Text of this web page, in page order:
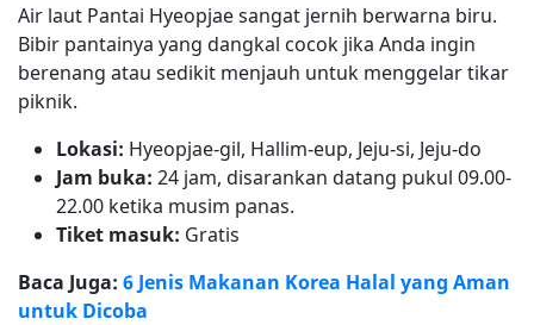
Air laut Pantai Hyeopjae sangat jernih berwarna biru.
Bibir pantainya yang dangkal cocok jika Anda ingin
berenang atau sedikit menjauh untuk menggelar tikar
piknik.
Lokasi: Hyeopjae‑gil, Hallim‑eup, Jeju‑si, Jeju‑do
Jam buka: 24 jam, disarankan datang pukul 09.00-
22.00 ketika musim panas.
Tiket masuk: Gratis
Baca Juga: 6 Jenis Makanan Korea Halal yang Aman
untuk Dicoba